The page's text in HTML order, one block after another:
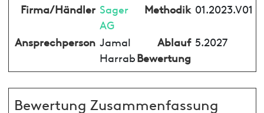
Firma/Händler Sager
AG
Methodik 01.2023.V01
Ansprechperson Jamal
Harrab
Ablauf
Bewertung
5.2027
Bewertung Zusammenfassung